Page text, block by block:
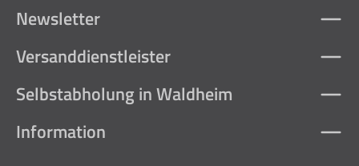
Information
Newsletter
Versanddienstleister
Selbstabholung in Waldheim